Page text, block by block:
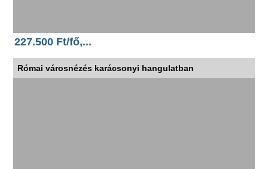
227.500 Ft/fő,...
Római városnézés karácsonyi hangulatban